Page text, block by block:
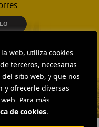
web, utiliza cookies
terceros, necesarias
sitio web, y que nos
y ofrecerle diversas
Para más
de cookies.